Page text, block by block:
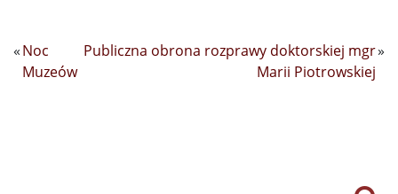
«Noc
Muzeów
Publiczna obrona rozprawy doktorskiej mgr
Marii Piotrowskiej
»